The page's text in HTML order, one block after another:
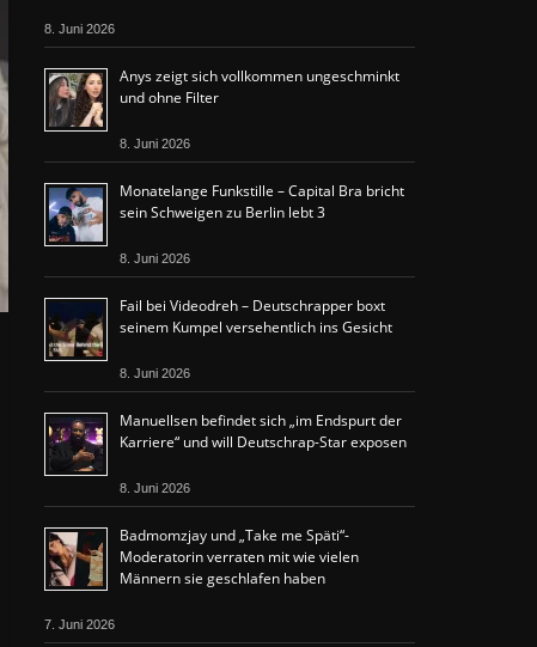
8. Juni 2026
Anys zeigt sich vollkommen ungeschminkt
und ohne Filter
8. Juni 2026
Monatelange Funkstille – Capital Bra bricht
sein Schweigen zu Berlin lebt 3
8. Juni 2026
Fail bei Videodreh – Deutschrapper boxt
seinem Kumpel versehentlich ins Gesicht
8. Juni 2026
Manuellsen befindet sich „im Endspurt der
Karriere“ und will Deutschrap-Star exposen
8. Juni 2026
Badmomzjay und „Take me Späti“-
Moderatorin verraten mit wie vielen
Männern sie geschlafen haben
7. Juni 2026